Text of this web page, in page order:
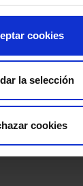
cookies
la selección
cookies